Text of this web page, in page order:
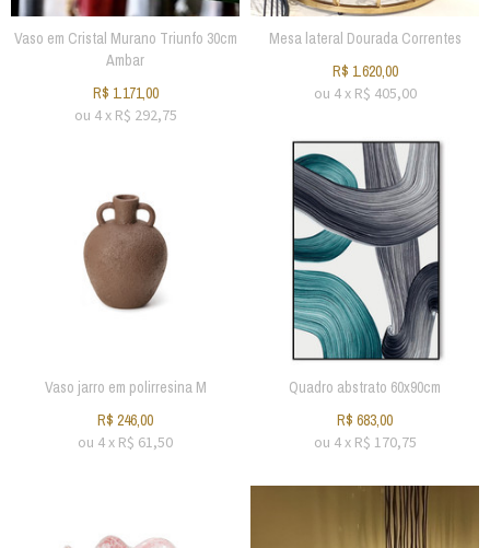
Vaso em Cristal Murano Triunfo 30cm
Ambar
R$ 1.171,00
ou 4x R$ 292,75
Mesa lateral Dourada Correntes
R$ 1.620,00
ou 4x R$ 405,00
Vaso jarro em polirresina M
R$ 246,00
ou 4x R$ 61,50
Quadro abstrato 60x90cm
R$ 683,00
ou 4x R$ 170,75